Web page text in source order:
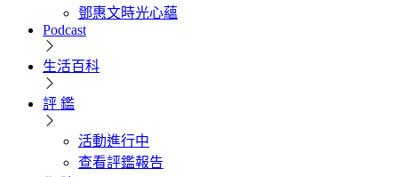
鄧惠文時光心蘊
Podcast
生活百科
評 鑑
活動進行中
查看評鑑報告